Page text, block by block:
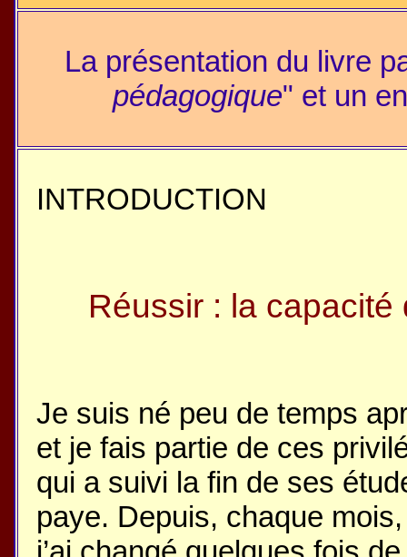
La présentation du livre
pédagogique" et un
INTRODUCTION
Réussir : la capacité
Je suis né peu de temps
et je fais partie de ces
qui a suivi la fin de ses
paye. Depuis, chaque